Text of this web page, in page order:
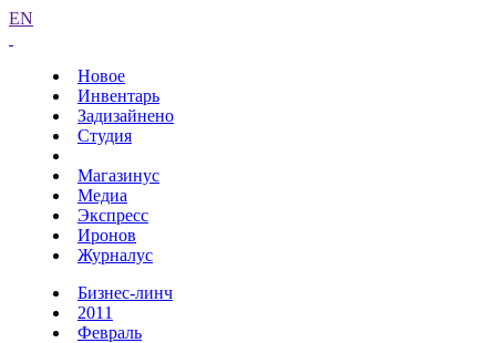
EN
Новое
Инвентарь
Задизайнено
Студия
Магазинус
Медиа
Экспресс
Иронов
Журналус
Бизнес-линч
2011
Февраль